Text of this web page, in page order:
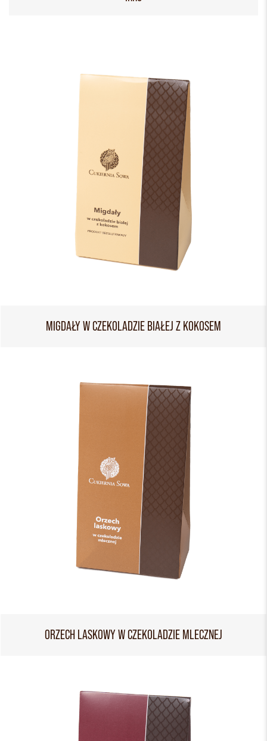
MIGDAŁY W CZEKOLADZIE BIAŁEJ Z KOKOSEM
ORZECH LASKOWY W CZEKOLADZIE MLECZNEJ